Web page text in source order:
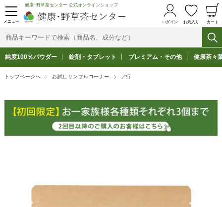
メニュー
健康･野草茶センター 公式オンラインショップ
ログイン お気入り カート
純度100％パウダー 錠剤・タブレット プレミアム・その他 健康茶々
トップページへ お試しサンプルコーナー ア行